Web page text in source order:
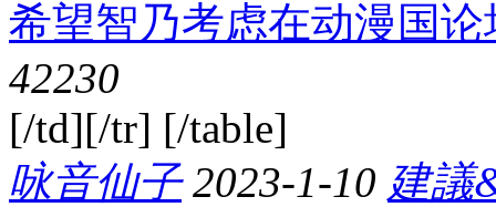
希望智乃考虑在动漫国
42230
[/td][/tr] [/table]
咏音仙子 2023-1-10 建議